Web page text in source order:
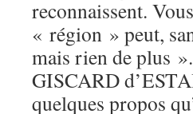
reconnaissent.
« région » peut,
mais rien de plus
GISCARD
quelques propos